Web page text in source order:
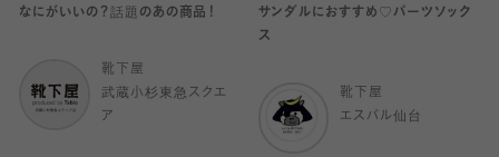
なにがいいの？話題のあの商品！
靴下屋
武蔵小杉東急スクエ
ア
サンダルにおすすめ♡パーツソック
ス
靴下屋
エスパル仙台